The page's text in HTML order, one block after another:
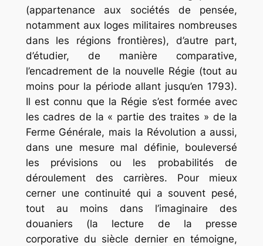
(appartenance aux sociétés de pensée,
notamment aux loges militaires nombreuses
dans les régions frontières), d’autre part,
d’étu­dier, de manière comparative,
l’encadrement de la nouvelle Régie (tout au
moins pour la période allant jusqu’en 1793).
Il est connu que la Régie s’est formée avec
les cadres de la « partie des traites » de la
Ferme Générale, mais la Révolution a aussi,
dans une mesure mal définie, bouleversé
les prévisions ou les proba­bilités de
déroulement des carrières. Pour mieux
cerner une continuité qui a souvent pesé,
tout au moins dans l’imaginaire des
douaniers (la lecture de la presse
corporative du siècle dernier en témoigne,